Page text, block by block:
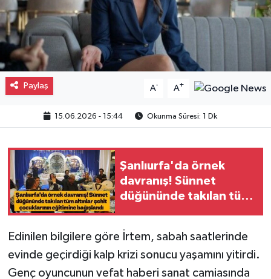
Paylaş A- A+
15.06.2026 - 15:44 Okunma Süresi: 1 Dk
Şanlıurfa'da örnek
davranış! Sünnet
düğününde takılan tüm
çocuklarının eğitimine
bağışlandı
Edinilen bilgilere göre İrtem, sabah saatlerinde
evinde geçirdiği kalp krizi sonucu yaşamını yitirdi.
Genç oyuncunun vefat haberi sanat camiasında
Eğitim